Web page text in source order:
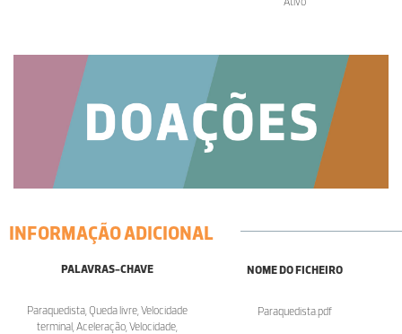
INFORMAÇÃO ADICIONAL
PALAVRAS-CHAVE
Paraquedista, Queda livre, Velocidade
terminal, Aceleração, Velocidade,
NOME DO FICHEIRO
Paraquedista.pdf